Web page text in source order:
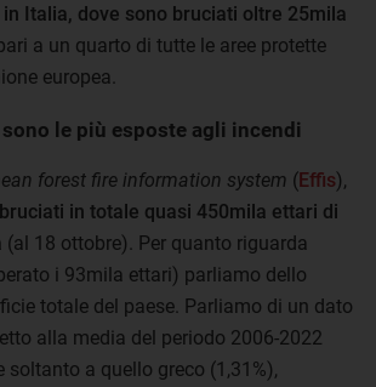
in Italia, dove sono bruciati oltre 25mila
a un quarto di tutte le aree protette
europea.
le più esposte agli incendi
forest fire information system (Effis),
in totale quasi 450mila ettari di
(al 18 ottobre). Per quanto riguarda
i 93mila ettari) parliamo dello
totale del paese. Parliamo di un dato
alla media del periodo 2006-2022
soltanto a quello greco (1,31%),